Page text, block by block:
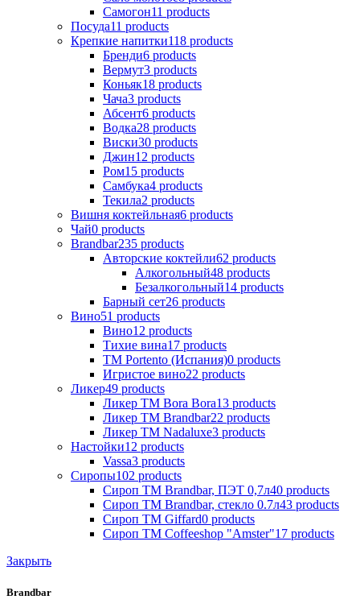
Самогон11 products
Посуда11 products
Крепкие напитки118 products
Бренди6 products
Вермут3 products
Коньяк18 products
Чача3 products
Абсент6 products
Водка28 products
Виски30 products
Джин12 products
Ром15 products
Самбука4 products
Текила2 products
Вишня коктейльная6 products
Чай0 products
Brandbar235 products
Авторские коктейли62 products
Алкогольный48 products
Безалкогольный14 products
Барный сет26 products
Вино51 products
Вино12 products
Тихие вина17 products
ТМ Portento (Испания)0 products
Игристое вино22 products
Ликер49 products
Ликер ТМ Bora Bora13 products
Ликер ТМ Brandbar22 products
Ликер ТМ Nadaluxe3 products
Настойки12 products
Vassa3 products
Сиропы102 products
Сироп TM Brandbar, ПЭТ 0,7л40 products
Сироп TM Brandbar, стекло 0.7л43 products
Сироп TM Giffard0 products
Сироп TM Coffeeshop "Amster"17 products
Закрыть
Brandbar